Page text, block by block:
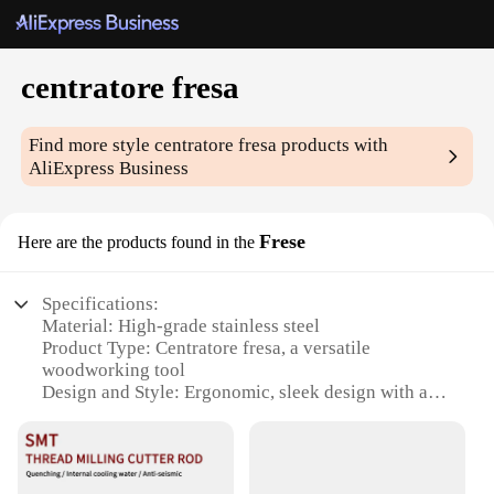
centratore fresa
Find more stylecentratore fresa products with
AliExpress Business
Here are the products found in the Frese
Specifications:
Material: High-grade stainless steel
Product Type: Centratore fresa, a versatile
woodworking tool
Design and Style: Ergonomic, sleek design with a
Usage and Purpose: Ideal for precise woodworking
tasks
Performance and Property: Exceptional cutting